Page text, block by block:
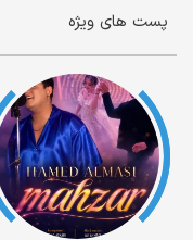
پست های ویژه